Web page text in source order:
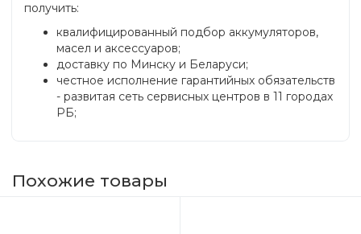
получить:
квалифицированный подбор аккумуляторов,
масел и аксессуаров;
доставку по Минску и Беларуси;
честное исполнение гарантийных обязательств
- развитая сеть сервисных центров в 11 городах
РБ;
Похожие товары